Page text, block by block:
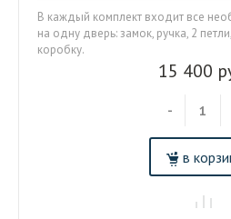
15 400
-
в
В каждый комплект входит все
на одну дверь: замок, ручка, 2
коробку.